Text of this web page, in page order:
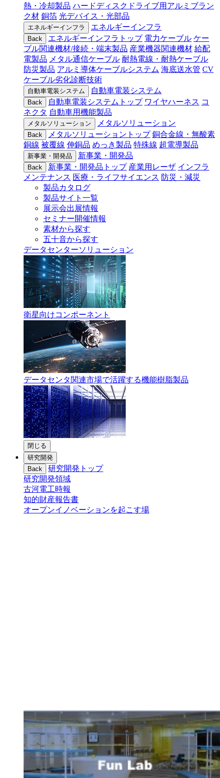
熱・冷却製品 ハードディスクドライブ用アルミブラン
ク材 銅箔 光デバイス・光部品
エネルギーインフラ エネルギーインフラ
Back エネルギーインフラトップ 電力ケーブル ケー
ブル関連機材/接続・端末製品 産業機器関連機材 給配
電製品 メタル通信ケーブル 耐熱電線・耐熱ケーブル
防災製品 アルミ導体ケーブルシステム 海底送水管 CV
ケーブル劣化診断技術
自動車電装システム 自動車電装システム
Back 自動車電装システムトップ ワイヤハーネス コ
ネクタ 自動車用機能製品
メタルソリューション メタルソリューション
Back メタルソリューショントップ 銅合金線・無酸素
銅線 被覆線 伸銅品 めっき製品 特殊線 超電導製品
新事業・開発品 新事業・開発品
Back 新事業・開発品トップ 産業用レーザ インフラ
メンテナンス 医療・ライフサイエンス 防災・減災
製品カタログ
製品サイト一覧
展示会出展情報
セミナー開催情報
素材から探す
五十音から探す
データセンターソリューション
衛星向けコンポーネント
データセンタ関連市場で活躍する機能樹脂製品
閉じる
研究開発
Back
研究開発トップ
研究開発領域
古河電工時報
知的財産報告書
オープンイノベーションを起こす場